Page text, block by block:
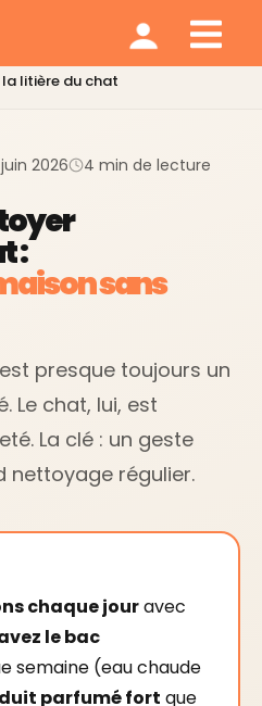
litière du chat
2026 4 min de lecture
:
sans
presque toujours un
Le chat, lui, est
La clé : un geste
nettoyage régulier.
chaque jouravec
le bac
semaine (eau chaude
parfumé fort que